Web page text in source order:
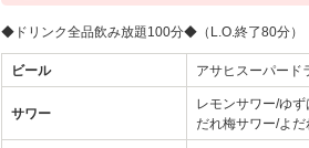
◆ドリンク全品飲み放題100分◆（L.O.終了80分）
ビール アサヒスーパード
サワー
レモンサワー/ゆ
だれ梅サワー/よだ